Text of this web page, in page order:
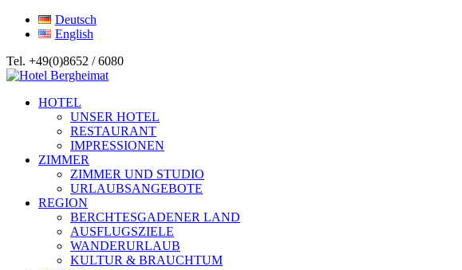
Deutsch
English
Tel. +49(0)8652 / 6080
HOTEL
UNSER HOTEL
RESTAURANT
IMPRESSIONEN
ZIMMER
ZIMMER UND STUDIO
URLAUBSANGEBOTE
REGION
BERCHTESGADENER LAND
AUSFLUGSZIELE
WANDERURLAUB
KULTUR & BRAUCHTUM